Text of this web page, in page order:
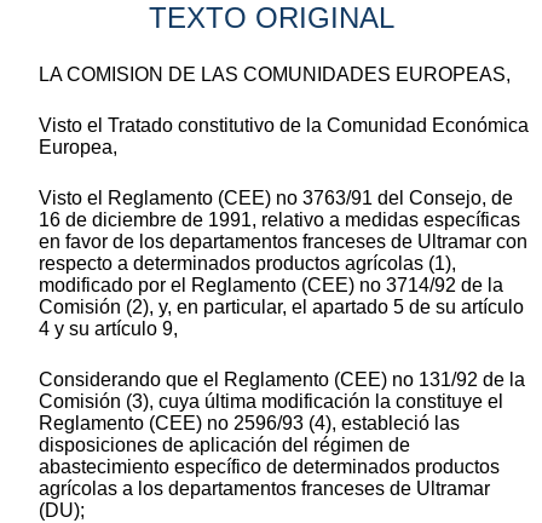
TEXTO ORIGINAL
LA COMISION DE LAS COMUNIDADES EUROPEAS,
Visto el Tratado constitutivo de la Comunidad Económica
Europea,
Visto el Reglamento (CEE) no 3763/91 del Consejo, de
16 de diciembre de 1991, relativo a medidas específicas
en favor de los departamentos franceses de Ultramar con
respecto a determinados productos agrícolas (1),
modificado por el Reglamento (CEE) no 3714/92 de la
Comisión (2), y, en particular, el apartado 5 de su artículo
4 y su artículo 9,
Considerando que el Reglamento (CEE) no 131/92 de la
Comisión (3), cuya última modificación la constituye el
Reglamento (CEE) no 2596/93 (4), estableció las
disposiciones de aplicación del régimen de
abastecimiento específico de determinados productos
agrícolas a los departamentos franceses de Ultramar
(DU);